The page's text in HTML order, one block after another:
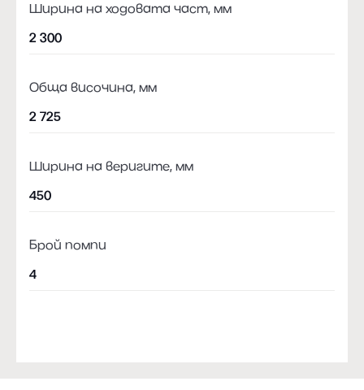
Ширина на ходовата част, мм
2 300
Обща височина, мм
2 725
Ширина на веригите, мм
450
Брой помпи
4